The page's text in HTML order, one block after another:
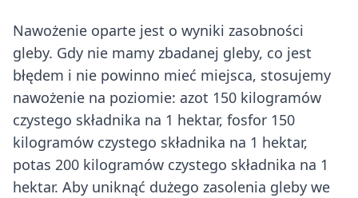
Nawożenie oparte jest o wyniki zasobności
gleby. Gdy nie mamy zbadanej gleby, co jest
błędem i nie powinno mieć miejsca, stosujemy
nawożenie na poziomie: azot 150 kilogramów
czystego składnika na 1 hektar, fosfor 150
kilogramów czystego składnika na 1 hektar,
potas 200 kilogramów czystego składnika na 1
hektar. Aby uniknąć dużego zasolenia gleby we